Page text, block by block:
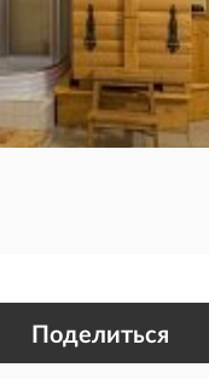
Поделиться